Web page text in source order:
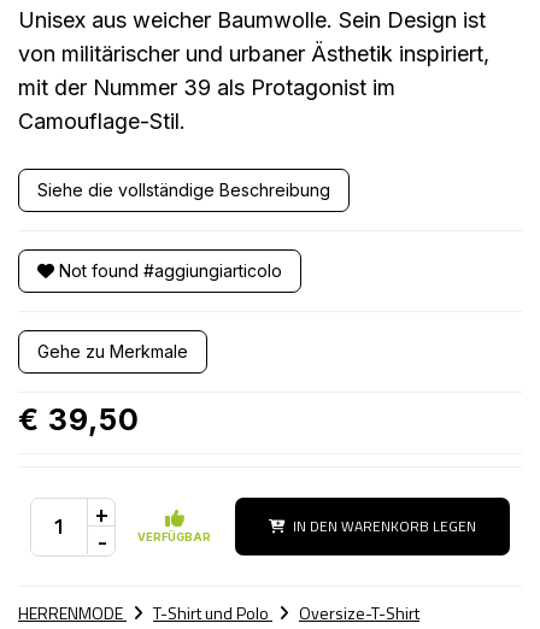
Unisex aus weicher Baumwolle. Sein Design ist
von militärischer und urbaner Ästhetik inspiriert,
mit der Nummer 39 als Protagonist im
Camouflage-Stil.
Siehe die vollständige Beschreibung
Not found #aggiungiarticolo
Gehe zu Merkmale
€ 39,50
+
- VERFÜGBAR IN DEN WARENKORB LEGEN
HERRENMODE T-Shirt und Polo Oversize-T-Shirt